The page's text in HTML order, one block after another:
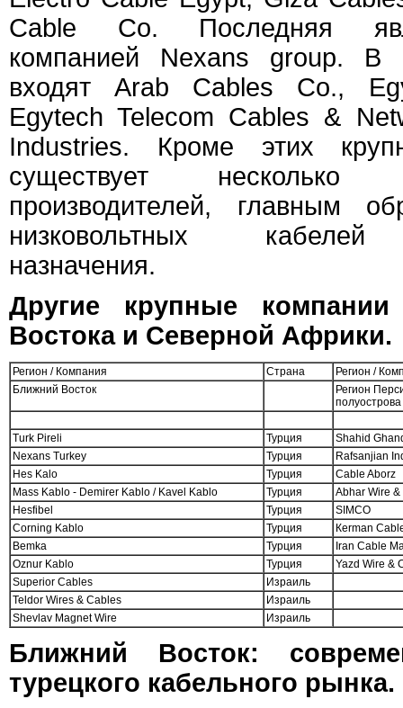
Cable Co. Последняя
компанией Nexans group. В
входят Arab Cables Co.,
Egytech Telecom Cables &
Industries. Кроме этих
существует
производителей, главным
низковольтных кабелей
назначения.
Другие крупные
Востока и Северной Африки.
Регион / Компания Страна
Регион /
Ближний Восток
Регион
полуострова
Turk Pireli Турция
Shahid
Nexans Turkey
Турция
Rafsanjian
Hes Kalo
Турция
Cable Aborz
Mass Kablo - Demirer Kablo / Kavel Kablo
Турция
Abhar Wire
Hesfibel
Турция
SIMCO
Corning Kablo
Турция
Кerman
Bemka
Турция
Iran Cable
Oznur Kablo
Турция
Yazd Wire &
Superior Cables
Израиль
Teldor Wires & Cables
Израиль
Shevlav Magnet Wire
Израиль
Ближний Восток:
турецкого кабельного рынка.